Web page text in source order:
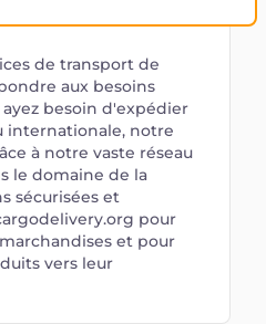
de transport de
aux besoins
besoin d'expédier
internationale, notre
à notre vaste réseau
le domaine de la
sécurisées et
pour
et pour
vers leur